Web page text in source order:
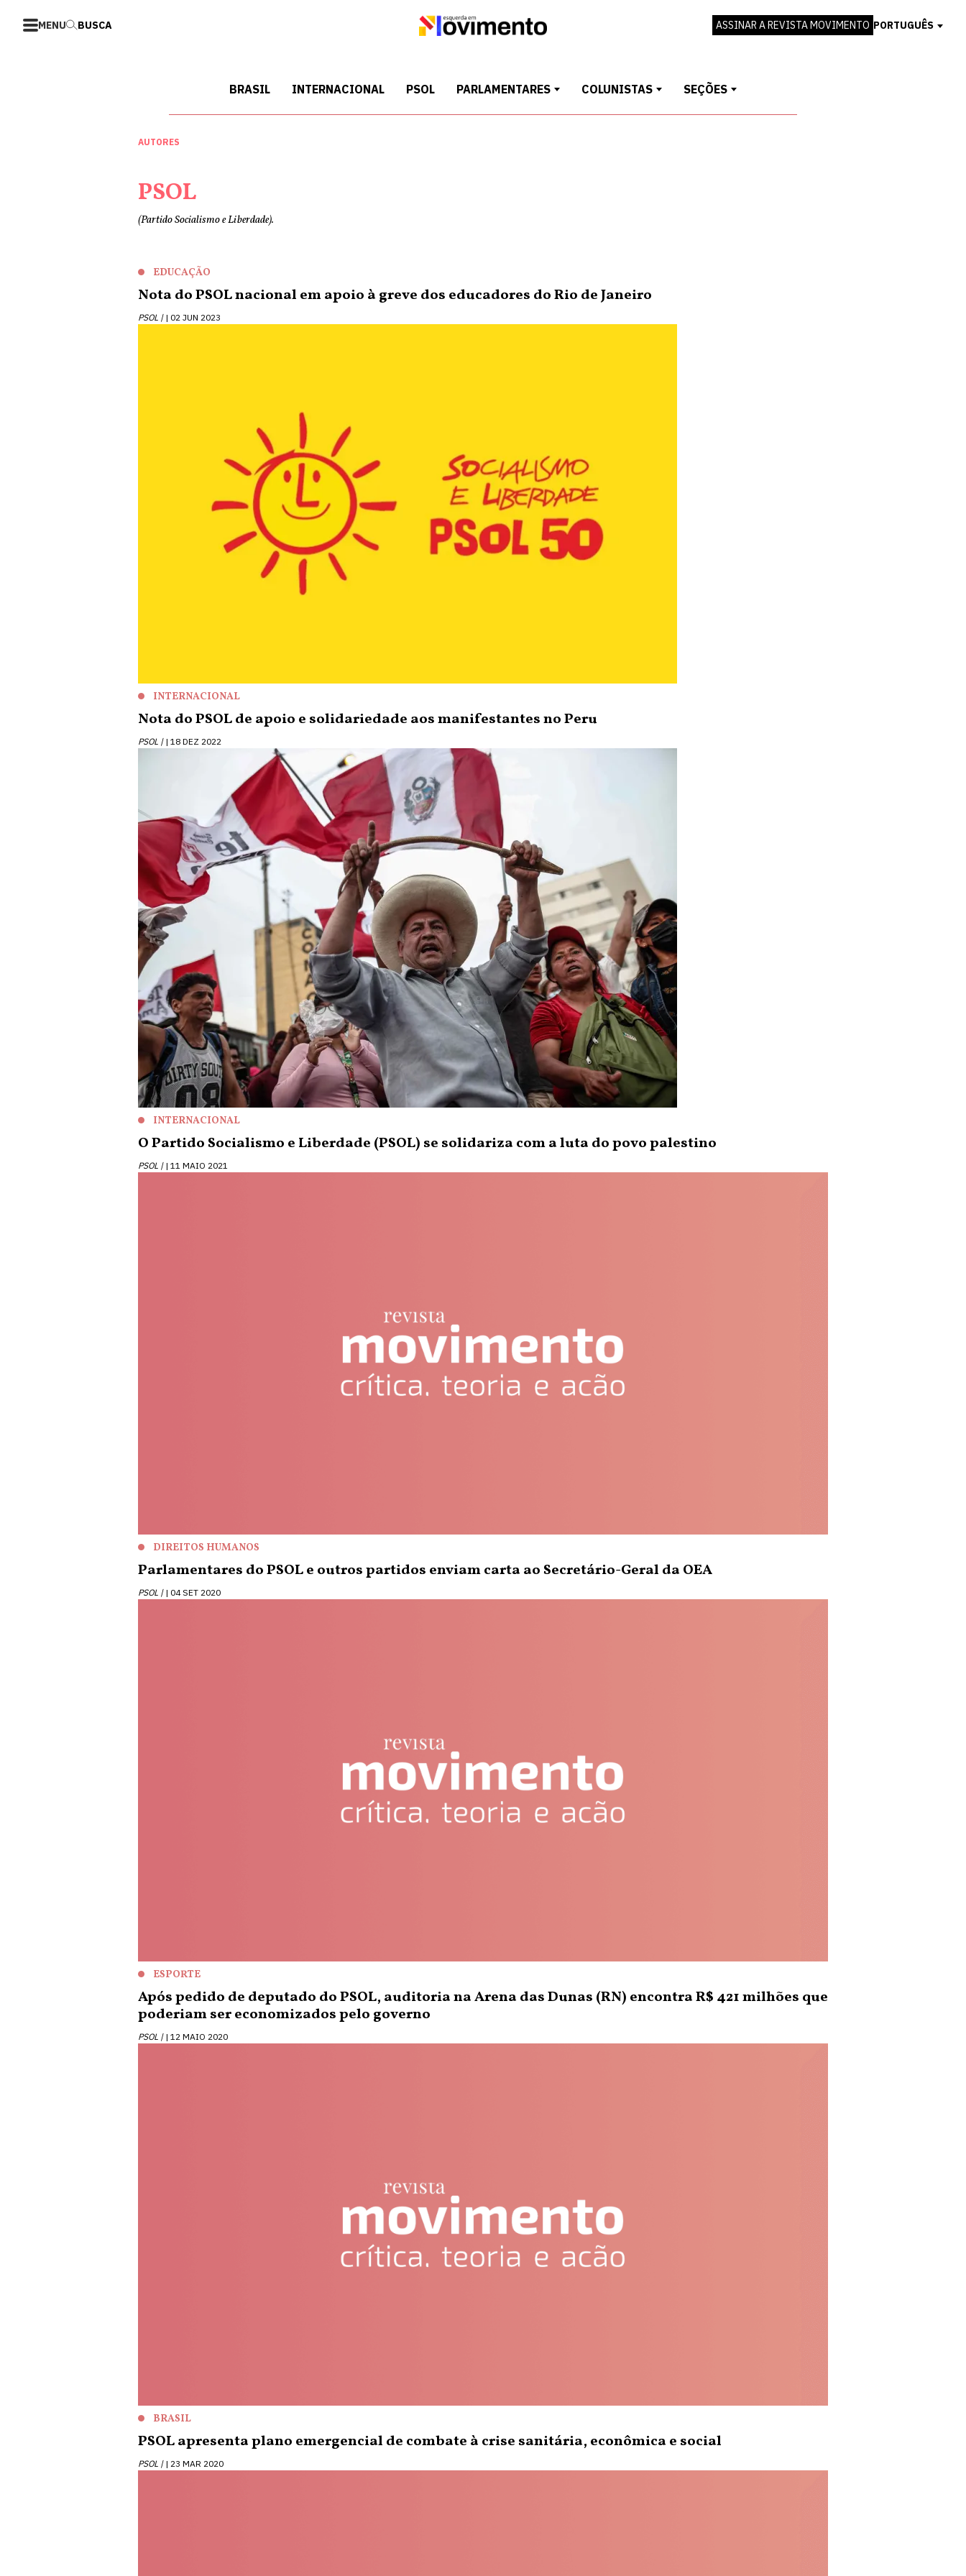
MENU BUSCA ASSINAR A REVISTA MOVIMENTO PORTUGUÊS
BRASIL INTERNACIONAL PSOL PARLAMENTARES COLUNISTAS SEÇÕES
AUTORES
PSOL
(Partido Socialismo e Liberdade).
EDUCAÇÃO
Nota do PSOL nacional em apoio à greve dos educadores do Rio de Janeiro
PSOL | 02 JUN 2023
INTERNACIONAL
Nota do PSOL de apoio e solidariedade aos manifestantes no Peru
PSOL | 18 DEZ 2022
INTERNACIONAL
O Partido Socialismo e Liberdade (PSOL) se solidariza com a luta do povo palestino
PSOL | 11 MAIO 2021
DIREITOS HUMANOS
Parlamentares do PSOL e outros partidos enviam carta ao Secretário-Geral da OEA
PSOL | 04 SET 2020
ESPORTE
Após pedido de deputado do PSOL, auditoria na Arena das Dunas (RN) encontra R$ 421 milhões que
poderiam ser economizados pelo governo
PSOL | 12 MAIO 2020
BRASIL
PSOL apresenta plano emergencial de combate à crise sanitária, econômica e social
PSOL | 23 MAR 2020